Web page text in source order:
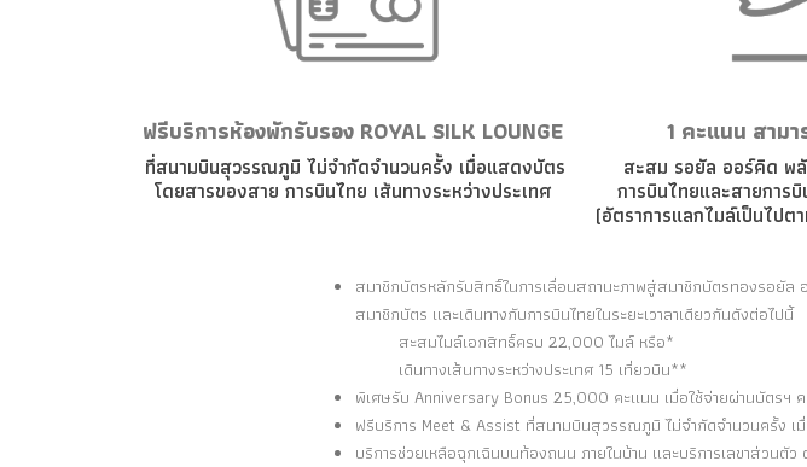
ฟรีบริการห้องพักรับรอง ROYAL SILK LOUNGE
ที่สนามบินสุวรรณภูมิ ไม่จำกัดจำนวนครั้ง เมื่อแสดงบัตร
โดยสารของสาย การบินไทย เส้นทางระหว่างประเทศ
1 คะแนน สาม
สะสม รอยัล ออร์คิด พ
การบินไทยและสายการ
(อัตราการแลกไมล์เป็นไปต
สมาชิกบัตรหลักรับสิทธิ์ในการเลื่อนสถานะภาพสู่สมาชิกบัตรทองรอยัล
สมาชิกบัตร และเดินทางกับการบินไทยในระยะเวาลาเดียวกันดังต่อไปนี้
สะสมไมล์เอกสิทธิ์ครบ 22,000 ไมล์ หรือ*
เดินทางเส้นทางระหว่างประเทศ 15 เที่ยวบิน**
พิเศษรับ Anniversary Bonus 25,000 คะแนน เมื่อใช้จ่ายผ่านบัตรฯ
ฟรีบริการ Meet & Assist ที่สนามบินสุวรรณภูมิ ไม่จำกัดจำนวนครั้ง เมื่
บริการช่วยเหลือฉุกเฉินบนท้องถนน ภายในบ้าน และบริการเลขาส่วนตั